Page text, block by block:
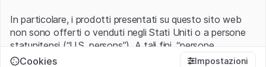
In particolare, i prodotti presentati su questo sito web
non sono offerti o venduti negli Stati Uniti o a persone
statunitensi (“U.S. persons”). A tali fini, “persone
statunitensi” vanno intese nel significato ad esse ascritto
Cookies Impostazioni